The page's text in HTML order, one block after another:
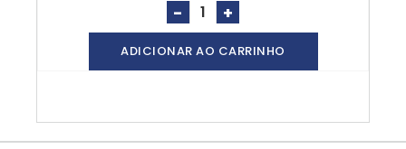
- +
ADICIONAR AO CARRINHO